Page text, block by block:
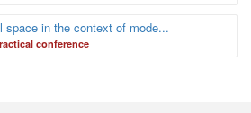
space in the context of mode...
conference